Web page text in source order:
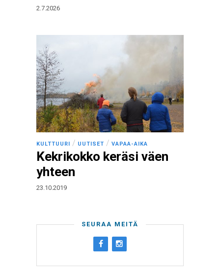
2.7.2026
KULTTUURI / UUTISET / VAPAA-AIKA
Kekrikokko keräsi väen
yhteen
23.10.2019
SEURAA MEITÄ